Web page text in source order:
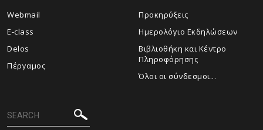
Webmail
E-class
Delos
Πέργαμος
Προκηρύξεις
Ημερολόγιο Εκδηλώσεων
Βιβλιοθήκη και Κέντρο
Πληροφόρησης
Όλοι οι σύνδεσμοι...